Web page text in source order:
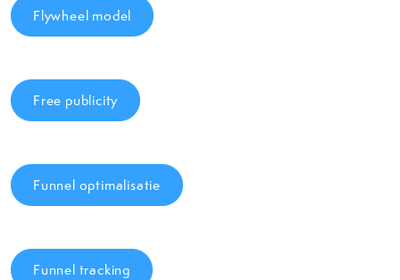
Flywheel model
Free publicity
Funnel optimalisatie
Funnel tracking